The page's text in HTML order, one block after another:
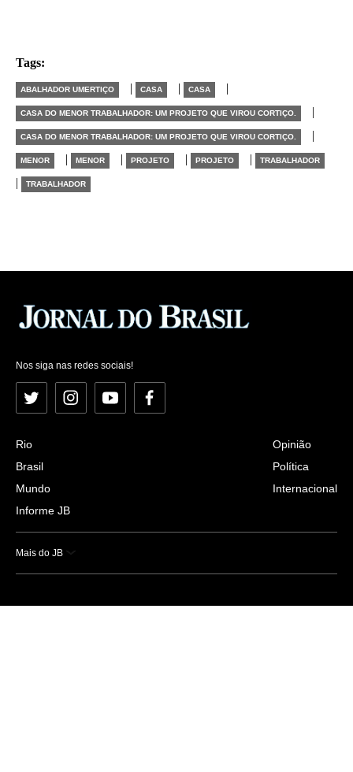
Tags:
ABALHADOR UMERTIÇO | CASA | CASA |
CASA DO MENOR TRABALHADOR: UM PROJETO QUE VIROU CORTIÇO. |
CASA DO MENOR TRABALHADOR: UM PROJETO QUE VIROU CORTIÇO. |
MENOR | MENOR | PROJETO | PROJETO | TRABALHADOR
| TRABALHADOR
Nos siga nas redes sociais!
Twitter InstagramYouTubeFacebook
Rio
Brasil
Mundo
Informe JB
Opinião
Política
Internacional
Mais do JB
Esportes